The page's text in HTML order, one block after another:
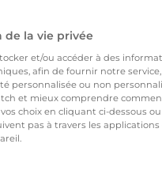
la vie privée
et/ou accéder à des
afin de fournir notre
personnalisée ou non
et mieux comprendre
choix en cliquant ci-dessous
pas à travers les